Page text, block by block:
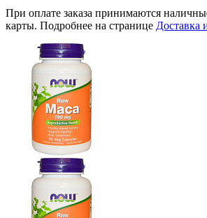
При оплате заказа принимаются
карты. Подробнее на странице Доставка